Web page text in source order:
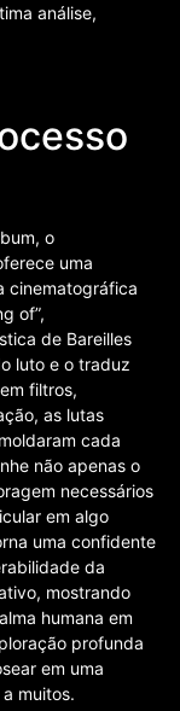
análise,
o
uma
cinematográfica
of”,
de Bareilles
luto e o traduz
filtros,
as lutas
cada
não apenas o
necessários
em algo
uma confidente
da
mostrando
humana em
profunda
em uma
muitos.